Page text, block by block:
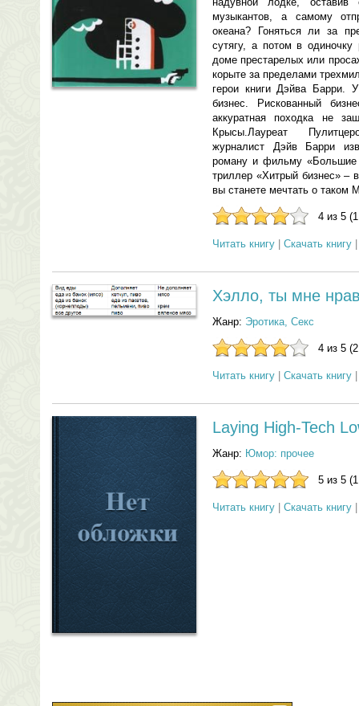
музыкантов, а самому
океана? Гоняться ли за
сутягу, а потом в
доме престарелых или
корыте за пределами
герои книги Дэйва Барри.
бизнес. Рискованный
аккуратная походка не
Крысы.Лауреат
журналист Дэйв Барри
роману и фильму «Большие
триллер «Хитрый бизнес» –
вы станете мечтать о таком
4 из 5
Читать книгу Скачать книгу
Хэлло, ты мне
Жанр: Эротика, Секс
4 из 5
Читать книгу Скачать книгу
Laying High-Tech
Жанр: Юмор: прочее
5 из 5
Читать книгу Скачать книгу